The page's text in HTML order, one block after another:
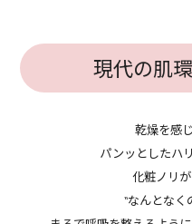
現代の肌
乾燥を感
パンッとしたハ
化粧ノリ
“なんとなく